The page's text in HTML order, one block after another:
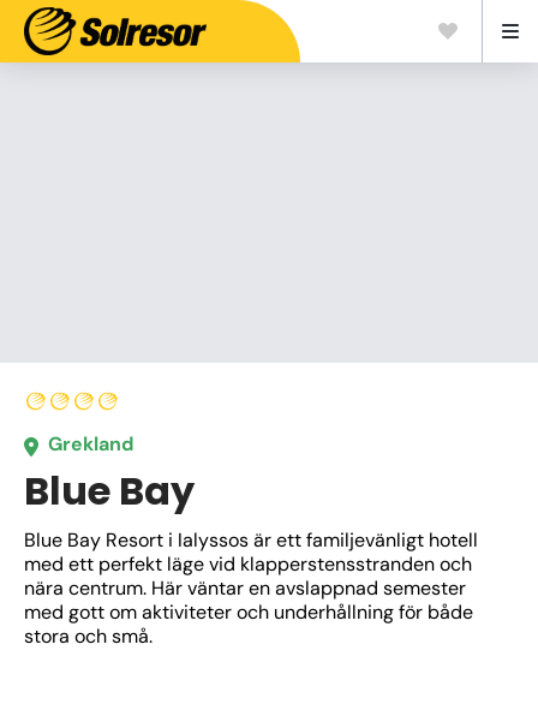
Grekland
Blue Bay
Blue Bay Resort i Ialyssos är ett familjevänligt hotell
med ett perfekt läge vid klapperstensstranden och
nära centrum. Här väntar en avslappnad semester
med gott om aktiviteter och underhållning för både
stora och små.